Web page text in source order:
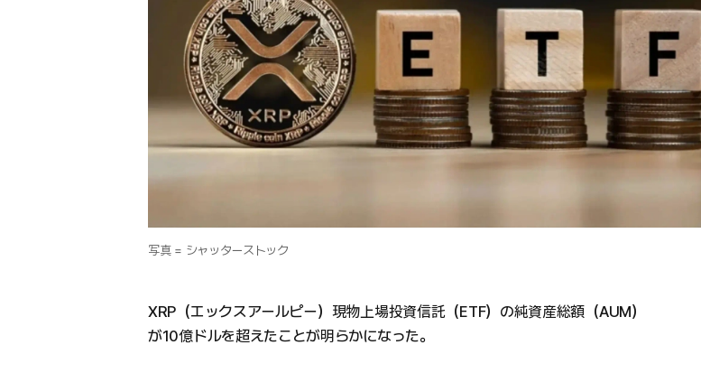
写真 = シャッターストック
XRP（エックスアールピー）現物上場投資信託（ETF）の純資産総額（AUM）
が10億ドルを超えたことが明らかになった。